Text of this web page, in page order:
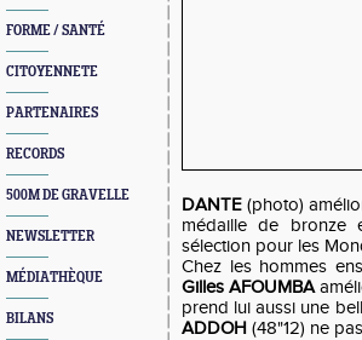
FORME / SANTÉ
CITOYENNETE
PARTENAIRES
RECORDS
500M DE GRAVELLE
NEWSLETTER
MÉDIATHÈQUE
BILANS
DANTE (photo)
médaille de bronze
sélection pour les
Chez les hommes
Gilles AFOUMBA
prend lui aussi une
ADDOH (48"12) ne